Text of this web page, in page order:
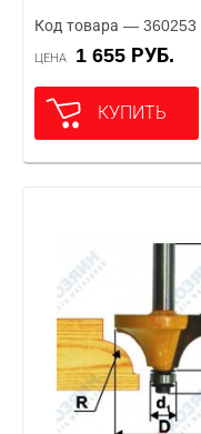
Код товара — 360253
ЦЕНА 1 655 РУБ.
КУПИТЬ